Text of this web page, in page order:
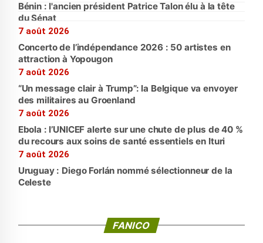
Bénin : l'ancien président Patrice Talon élu à la tête
du Sénat
7 août 2026
Concerto de l’indépendance 2026 : 50 artistes en
attraction à Yopougon
7 août 2026
“Un message clair à Trump”: la Belgique va envoyer
des militaires au Groenland
7 août 2026
Ebola : l’UNICEF alerte sur une chute de plus de 40 %
du recours aux soins de santé essentiels en Ituri
7 août 2026
Uruguay : Diego Forlán nommé sélectionneur de la
Celeste
FANICO